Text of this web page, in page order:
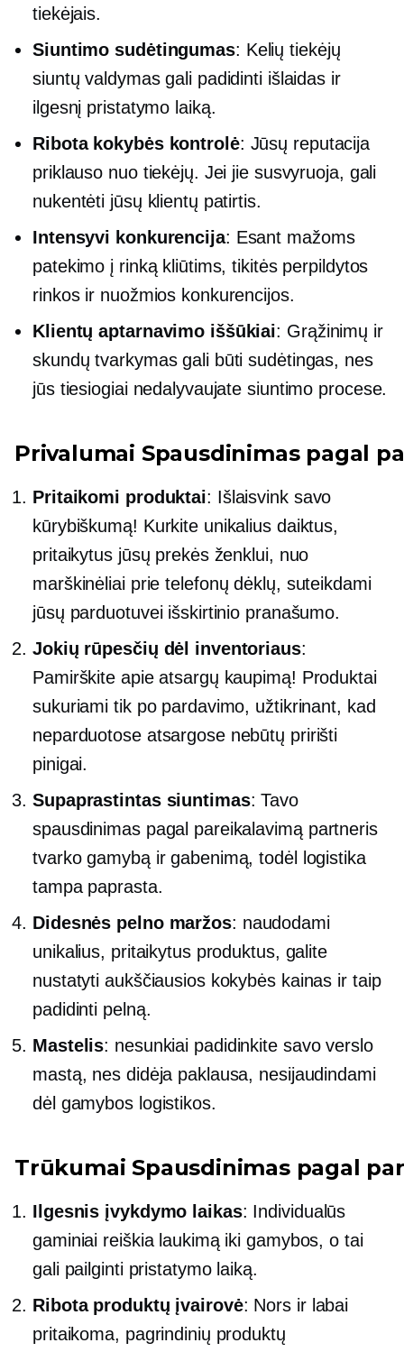
tiekėjais.
Siuntimo sudėtingumas: Kelių tiekėjų
siuntų valdymas gali padidinti išlaidas ir
ilgesnį pristatymo laiką.
Ribota kokybės kontrolė: Jūsų reputacija
priklauso nuo tiekėjų. Jei jie susvyruoja, gali
nukentėti jūsų klientų patirtis.
Intensyvi konkurencija: Esant mažoms
patekimo į rinką kliūtims, tikitės perpildytos
rinkos ir nuožmios konkurencijos.
Klientų aptarnavimo iššūkiai: Grąžinimų ir
skundų tvarkymas gali būti sudėtingas, nes
jūs tiesiogiai nedalyvaujate siuntimo procese.
Privalumai Spausdinimas pagal
Pritaikomi produktai: Išlaisvink savo
kūrybiškumą! Kurkite unikalius daiktus,
pritaikytus jūsų prekės ženklui, nuo
marškinėliaiprie telefonų dėklų, suteikdami
jūsų parduotuvei išskirtinio pranašumo.
Jokių rūpesčių dėl inventoriaus:
Pamirškite apie atsargų kaupimą! Produktai
sukuriami tik po pardavimo, užtikrinant, kad
neparduotose atsargose nebūtų pririšti
pinigai.
Supaprastintas siuntimas: Tavo
spausdinimas pagal pareikalavimąpartneris
tvarko gamybą ir gabenimą, todėl logistika
tampa paprasta.
Didesnės pelno maržos: naudodami
unikalius, pritaikytus produktus, galite
nustatyti aukščiausios kokybės kainas ir taip
padidinti pelną.
Mastelis: nesunkiai padidinkite savo verslo
mastą, nes didėja paklausa, nesijaudindami
dėl gamybos logistikos.
TrūkumaiSpausdinimas pagal
Ilgesnis įvykdymo laikas: Individualūs
gaminiai reiškia laukimą iki gamybos, o tai
gali pailginti pristatymo laiką.
Ribota produktų įvairovė: Nors ir labai
pritaikoma, pagrindinių produktų